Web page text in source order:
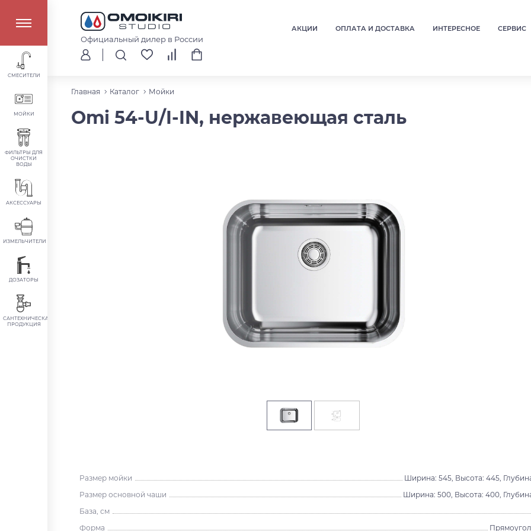
Официальный дилер в России
АКЦИИ ОПЛАТА И ДОСТАВКА ИНТЕРЕСНОЕ СЕРВИС
СМЕСИТЕЛИ
МОЙКИ
ФИЛЬТРЫ ДЛЯ
ОЧИСТКИ
ВОДЫ
АКСЕССУАРЫ
ИЗМЕЛЬЧИТЕЛИ
ДОЗАТОРЫ
САНТЕХНИЧЕСКАЯ
ПРОДУКЦИЯ
Главная Каталог Мойки
Omi 54-U/I-IN, нержавеющая сталь
Размер мойки
Ширина: 545, Высота: 445,
Размер основной чаши
Ширина: 500, Высота: 400,
База, см
Форма